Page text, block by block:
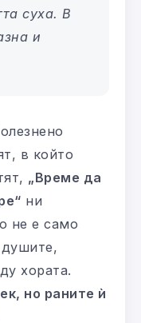
суха. В
и
в който
„Време да
ни
не е само
хората.
но раните ѝ